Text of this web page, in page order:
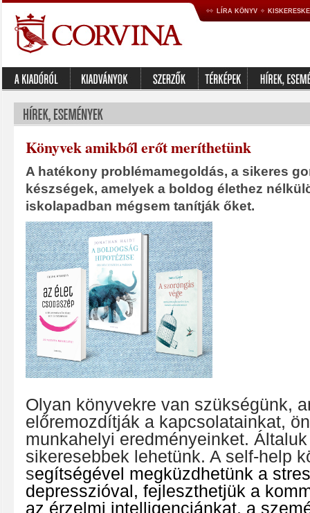
LÍRA KÖNYV
Könyvek amikből erőt meríthetünk
A hatékony problémamegoldás, a sikeres
készségek, amelyek a boldog élethez
iskolapadban mégsem tanítják őket.
Olyan könyvekre van szükségünk,
előremozdítják a kapcsolatainkat,
munkahelyi eredményeinket.
sikeresebbek lehetünk. A self-help
segítségével megküzdhetünk a
depresszióval, fejleszthetjük a
az érzelmi intelligenciánkat, a